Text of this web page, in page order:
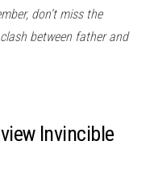
don’t miss the
between father and
Invincible